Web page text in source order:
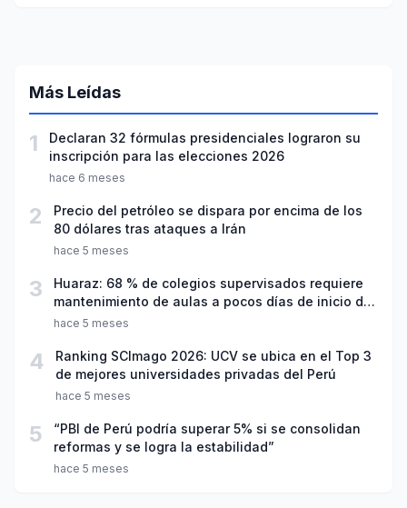
Más Leídas
1
Declaran 32 fórmulas presidenciales lograron su
inscripción para las elecciones 2026
hace 6 meses
2
Precio del petróleo se dispara por encima de los
80 dólares tras ataques a Irán
hace 5 meses
3
Huaraz: 68 % de colegios supervisados requiere
mantenimiento de aulas a pocos días de inicio del
año escolar 2026
hace 5 meses
4
Ranking SCImago 2026: UCV se ubica en el Top 3
de mejores universidades privadas del Perú
hace 5 meses
5
“PBI de Perú podría superar 5% si se consolidan
reformas y se logra la estabilidad”
hace 5 meses